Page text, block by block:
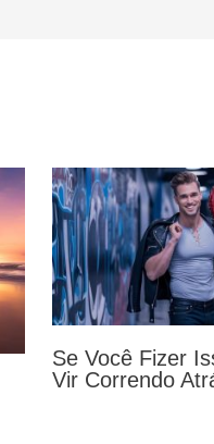
Se Você Fizer
Vir Correndo